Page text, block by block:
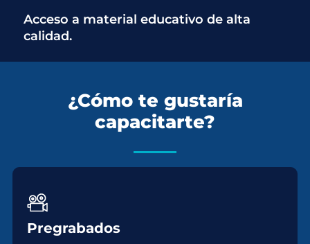
Acceso a material educativo de alta
calidad.
¿Cómo te gustaría
capacitarte?
Pregrabados